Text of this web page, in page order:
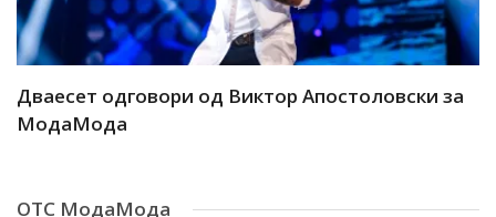
Дваесет одговори од Виктор Апостоловски за
МодаМода
ОТС МодаМода